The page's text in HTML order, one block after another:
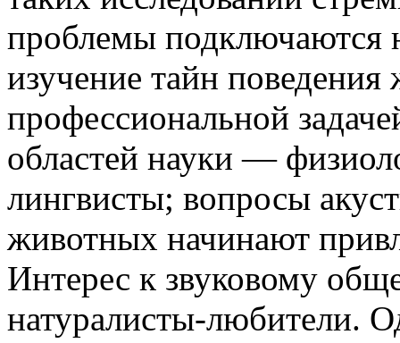
проблемы подключаются
изучение тайн поведения
профессиональной
областей науки —
лингвисты; вопросы
животных начинают
Интерес к звуковому
натуралисты-любители.